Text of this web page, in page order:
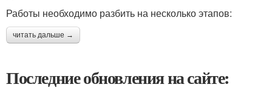
Работы необходимо разбить на несколько этапов:
читать дальше →
Последние обновления на сайте: